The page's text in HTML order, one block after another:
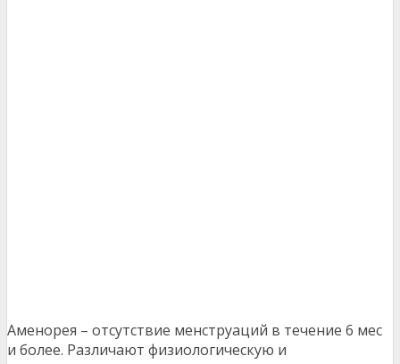
Аменорея – отсутствие менструаций в течение 6 мес
и более. Различают физиологическую и